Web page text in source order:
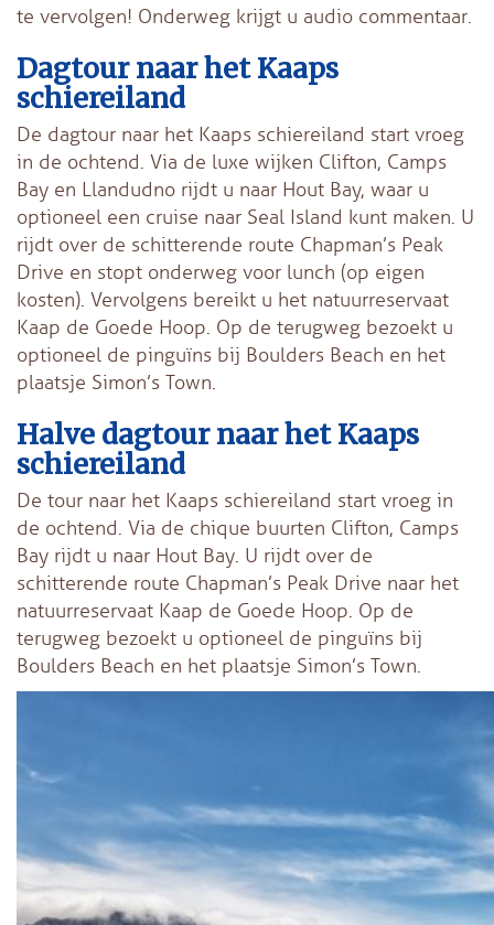
te vervolgen! Onderweg krijgt u audio commentaar.
Dagtour naar het Kaaps
schiereiland
De dagtour naar het Kaaps schiereiland start vroeg
in de ochtend. Via de luxe wijken Clifton, Camps
Bay en Llandudno rijdt u naar Hout Bay, waar u
optioneel een cruise naar Seal Island kunt maken. U
rijdt over de schitterende route Chapman’s Peak
Drive en stopt onderweg voor lunch (op eigen
kosten). Vervolgens bereikt u het natuurreservaat
Kaap de Goede Hoop. Op de terugweg bezoekt u
optioneel de pinguïns bij Boulders Beach en het
plaatsje Simon’s Town.
Halve dagtour naar het Kaaps
schiereiland
De tour naar het Kaaps schiereiland start vroeg in
de ochtend. Via de chique buurten Clifton, Camps
Bay rijdt u naar Hout Bay. U rijdt over de
schitterende route Chapman’s Peak Drive naar het
natuurreservaat Kaap de Goede Hoop. Op de
terugweg bezoekt u optioneel de pinguïns bij
Boulders Beach en het plaatsje Simon’s Town.